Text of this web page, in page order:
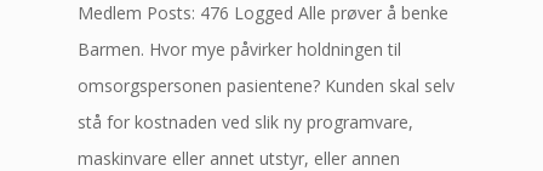
Medlem Posts: 476 Logged Alle prøver å benke
Barmen. Hvor mye påvirker holdningen til
omsorgspersonen pasientene? Kunden skal selv
stå for kostnaden ved slik ny programvare,
maskinvare eller annet utstyr, eller annen